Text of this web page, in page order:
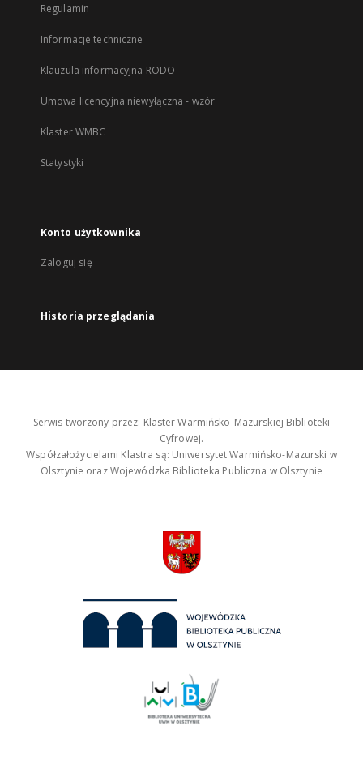
Regulamin
Informacje techniczne
Klauzula informacyjna RODO
Umowa licencyjna niewyłączna - wzór
Klaster WMBC
Statystyki
Konto użytkownika
Zaloguj się
Historia przeglądania
Serwis tworzony przez: Klaster Warmińsko-Mazurskiej Biblioteki
Cyfrowej.
Współzałożycielami Klastra są: Uniwersytet Warmińsko-Mazurski w
Olsztynie oraz Wojewódzka Biblioteka Publiczna w Olsztynie